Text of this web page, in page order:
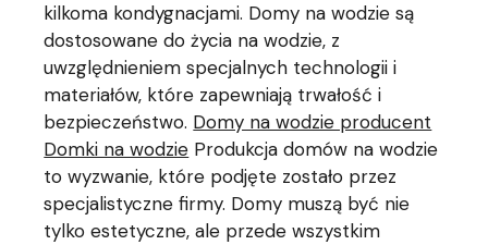
kilkoma kondygnacjami. Domy na wodzie są
dostosowane do życia na wodzie, z
uwzględnieniem specjalnych technologii i
materiałów, które zapewniają trwałość i
bezpieczeństwo. Domy na wodzie producent
Domki na wodzie Produkcja domów na wodzie
to wyzwanie, które podjęte zostało przez
specjalistyczne firmy. Domy muszą być nie
tylko estetyczne, ale przede wszystkim